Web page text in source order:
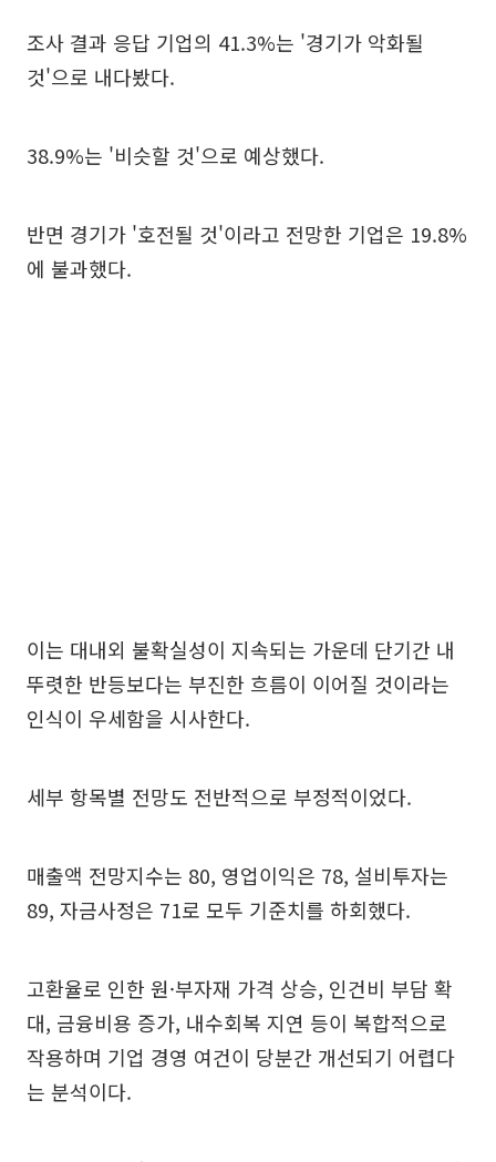
조사 결과 응답 기업의 41.3%는 '경기가 악화될
것'으로 내다봤다.
38.9%는 '비슷할 것'으로 예상했다.
반면 경기가 '호전될 것'이라고 전망한 기업은 19.8%
에 불과했다.
이는 대내외 불확실성이 지속되는 가운데 단기간 내
뚜렷한 반등보다는 부진한 흐름이 이어질 것이라는
인식이 우세함을 시사한다.
세부 항목별 전망도 전반적으로 부정적이었다.
매출액 전망지수는 80, 영업이익은 78, 설비투자는
89, 자금사정은 71로 모두 기준치를 하회했다.
고환율로 인한 원·부자재 가격 상승, 인건비 부담 확
대, 금융비용 증가, 내수회복 지연 등이 복합적으로
작용하며 기업 경영 여건이 당분간 개선되기 어렵다
는 분석이다.